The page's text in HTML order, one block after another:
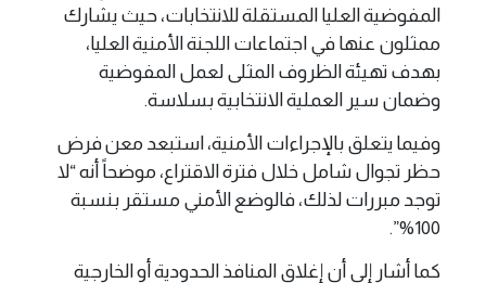
المفوضية العليا المستقلة للانتخابات، حيث يشارك
ممثلون عنها في اجتماعات اللجنة الأمنية العليا،
بهدف تهيئة الظروف المثلى لعمل المفوضية
وضمان سير العملية الانتخابية بسلاسة.
وفيما يتعلق بالإجراءات الأمنية، استبعد معن فرض
حظر تجوال شامل خلال فترة الاقتراع، موضحاً أنه “لا
توجد مبررات لذلك، فالوضع الأمني مستقر بنسبة
100%”.
كما أشار إلى أن إغلاق المنافذ الحدودية أو الخارجية